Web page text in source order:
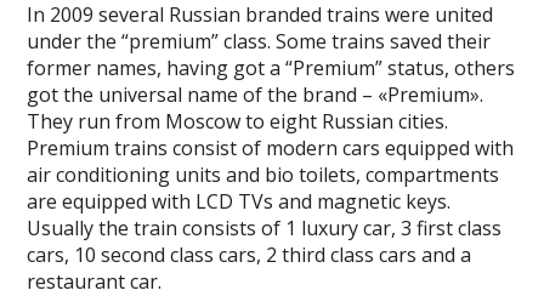
In 2009 several Russian branded trains were united
under the “premium” class. Some trains saved their
former names, having got a “Premium” status, others
got the universal name of the brand – «Premium».
They run from Moscow to eight Russian cities.
Premium trains consist of modern cars equipped with
air conditioning units and bio toilets, compartments
are equipped with LCD TVs and magnetic keys.
Usually the train consists of 1 luxury car, 3 first class
cars, 10 second class cars, 2 third class cars and a
restaurant car.